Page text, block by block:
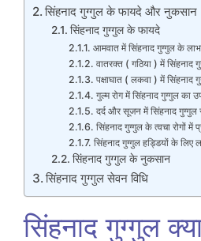
सिंहनाद गुग्गुल के फायदे और नुकसान
सिंहनाद गुग्गुल के फायदे
आमवात में सिंहनाद गुग्गुल के लाभ
वातरक्त ( गठिया ) में सिंहनाद
पक्षाघात ( लकवा ) में सिंहनाद
गुल्म रोग में सिंहनाद गुग्गुल का
दर्द और सूजन में सिंहनाद गुग्गुल
सिंहनाद गुग्गुल के त्वचा रोगों में
सिंहनाद गुग्गुल हड्डियों के लिए
सिंहनाद गुग्गुल के नुकसान
सिंहनाद गुग्गुल सेवन विधि
सिंहनाद गुग्गुल